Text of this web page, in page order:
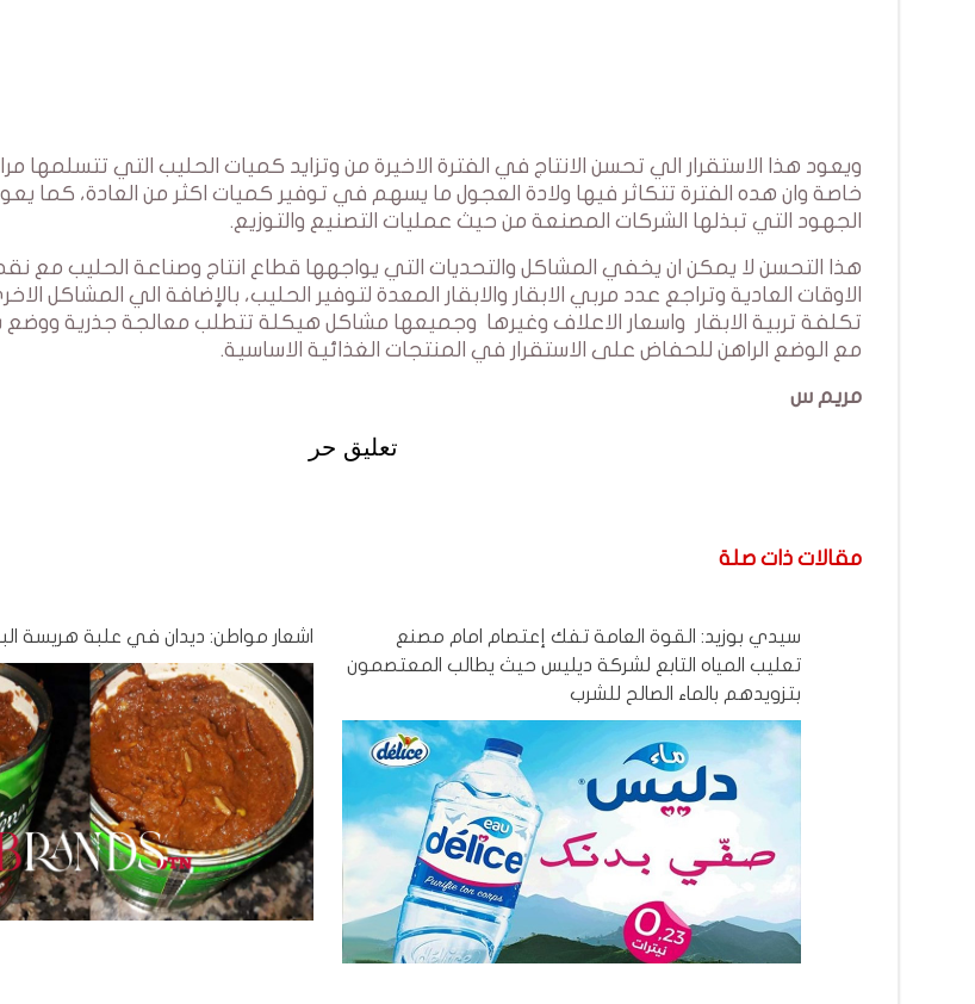
ويعود هذا الاستقرار الي تحسن الانتاج في الفترة الاخيرة من وتزايد كميات الحليب التي تتسلمها
خاصة وان هده الفترة تتكاثر فيها ولادة العجول ما يسهم في توفير كميات اكثر من العادة، كما
الجهود التي تبذلها الشركات المصنعة من حيث عمليات التصنيع والتوزيع.
هذا التحسن لا يمكن ان يخفي المشاكل والتحديات التي يواجهها قطاع انتاج وصناعة الحليب مع
الاوقات العادية وتراجع عدد مربي الابقار والابقار المعدة لتوفير الحليب، بالإضافة الي المشاكل
تكلفة تربية الابقار واسعار الاعلاف وغيرها وجميعها مشاكل هيكلة تتطلب معالجة جذرية
مع الوضع الراهن للحفاض على الاستقرار في المنتجات الغذائية الاساسية.
مريم س
تعليق حر
مقالات ذات صلة
سيدي بوزيد: القوة العامة تفك إعتصام امام مصنع
تعليب المياه التابع لشركة ديليس حيث يطالب المعتصمون
بتزويدهم بالماء الصالح للشرب
اشعار مواطن: ديدان في علبة هريسة